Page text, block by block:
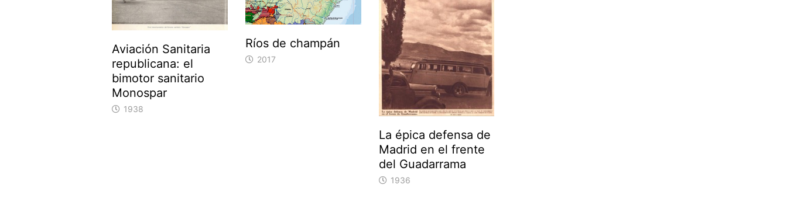
Aviación Sanitaria
republicana: el
bimotor sanitario
Monospar
1938
Ríos de champán
2017
La épica defensa de
Madrid en el frente
del Guadarrama
1936